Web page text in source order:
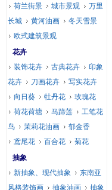
荷兰街景
城市景观
万里
长城
黄河油画
冬天雪景
欧式建筑景观
花卉
装饰花卉
古典花卉
印象
花卉
刀画花卉
写实花卉
向日葵
牡丹花
玫瑰花
荷花荷塘
马蹄莲
工笔花
鸟
茉莉花油画
郁金香
鸢尾花
百合花
菊花
抽象
新抽象、现代抽象
东南亚
风格装饰画
抽象油画
抽象